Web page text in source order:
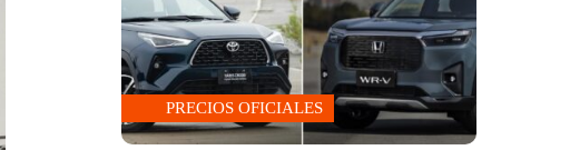
PRECIOS OFICIALES